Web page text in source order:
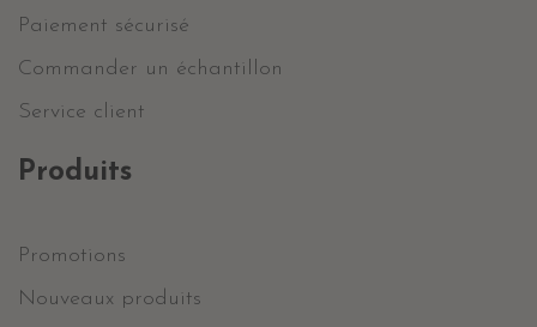
Paiement sécurisé
Commander un échantillon
Service client
Produits
Promotions
Nouveaux produits